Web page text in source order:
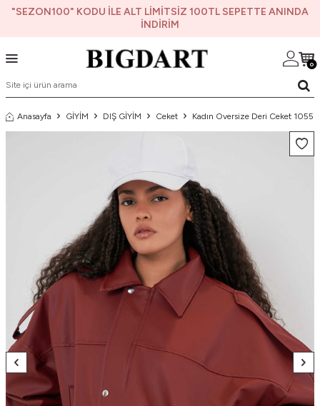
"SEZON100" KODU İLE ALT LİMİTSİZ 100TL SEPETTE ANINDA
İNDİRİM
0
Anasayfa GİYİM DIŞ GİYİM Ceket Kadın Oversize Deri Ceket 1055